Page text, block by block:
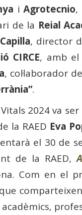
i Agrotecnio,
de la Reial
, director
CIRCE, amb
, col·laborador
.
2024 va
la RAED Eva
el 30 de
de la RAED,
Com en el